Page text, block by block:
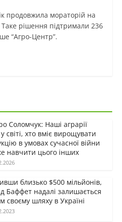
продовжила мораторій на
Таке рішення підтримали 236
“Агро-Центр”.
Соломчук: Наші аграрії
світі, хто вміє вирощувати
в умовах сучасної війни
навчити цього інших
близько $500 мільйонів,
Баффет надалі залишається
своєму шляху в Україні